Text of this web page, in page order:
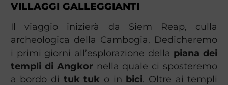
VILLAGGI GALLEGGIANTI
Il viaggio inizierà da Siem Reap, culla
archeologica della Cambogia. Dedicheremo
i primi giorni all’esplorazione della piana dei
templi di Angkor nella quale ci sposteremo
a bordo di tuk tuk o in bici. Oltre ai templi